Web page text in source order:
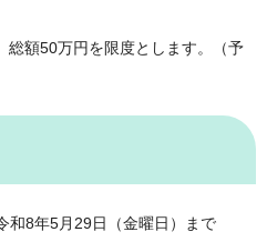
総額50万円を限度とします。（予
和8年5月29日（金曜日）まで